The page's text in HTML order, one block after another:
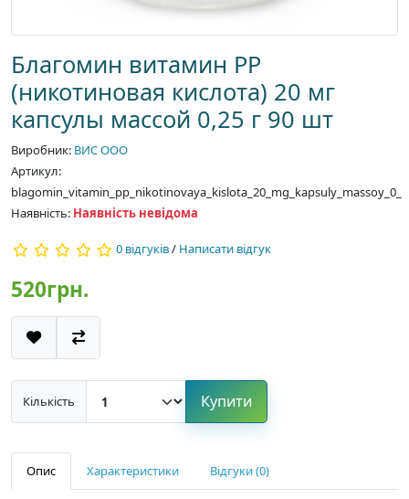
Благомин витамин PP
(никотиновая кислота) 20 мг
капсулы массой 0,25 г 90 шт
Виробник: ВИС ООО
Артикул:
blagomin_vitamin_pp_nikotinovaya_kislota_20_mg_kapsuly_massoy_0_
Наявність: Наявність невідома
0 відгуків/ Написати відгук
520грн.
Кількість Купити
Опис Характеристики Відгуки (0)